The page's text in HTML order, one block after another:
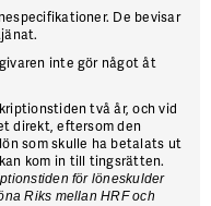
De bevisar
inte gör något åt
två år, och vid
direkt, eftersom den
som skulle ha betalats ut
kom in till tingsrätten.
för löneskulder
Riks mellan HRF och